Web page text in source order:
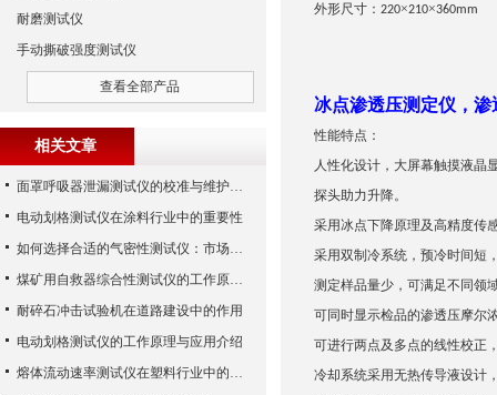
外形尺寸： 220×210×360mm
冰点渗透压测定仪，
性能特点：
人性化设计，大屏幕触摸液晶
探头助力升降。
采用冰点下降原理及高精度传
采用双制冷系统，预冷时间短
测定样品量少，可满足不同领
可同时显示检品的渗透压摩尔
可进行两点及多点的线性校正
冷却系统采用无热传导液设计
耐磨测试仪
手动撕破强度测试仪
查看全部产品
相关文章
面罩呼吸器泄漏测试仪的校准与维护技巧
电动划格测试仪在涂料行业中的重要性
如何选择合适的气密性测试仪：市场指南
煤矿用自救器综合性测试仪的工作原理与功能解析
耐碎石冲击试验机在道路建设中的作用
电动划格测试仪的工作原理与应用介绍
熔体流动速率测试仪在塑料行业中的应用